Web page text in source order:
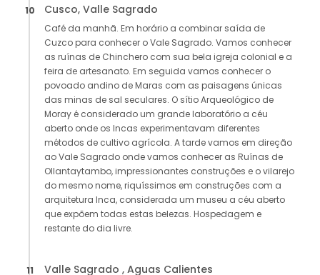
10 Cusco, Valle Sagrado
Café da manhã. Em horário a combinar saída de
Cuzco para conhecer o Vale Sagrado. Vamos conhecer
as ruínas de Chinchero com sua bela igreja colonial e a
feira de artesanato. Em seguida vamos conhecer o
povoado andino de Maras com as paisagens únicas
das minas de sal seculares. O sítio Arqueológico de
Moray é considerado um grande laboratório a céu
aberto onde os Incas experimentavam diferentes
métodos de cultivo agrícola. A tarde vamos em direção
ao Vale Sagrado onde vamos conhecer as Ruínas de
Ollantaytambo, impressionantes construções e o vilarejo
do mesmo nome, riquíssimos em construções com a
arquitetura Inca, considerada um museu a céu aberto
que expõem todas estas belezas. Hospedagem e
restante do dia livre.
11 Valle Sagrado , Aguas Calientes